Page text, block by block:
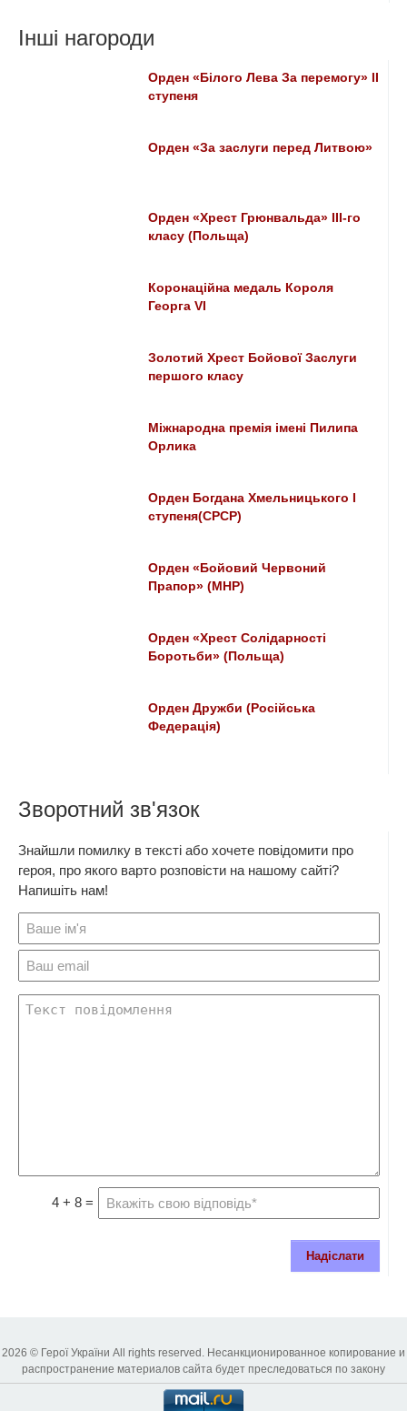
Інші нагороди
Орден «Білого Лева За перемогу» ІІ
ступеня
Орден «За заслуги перед Литвою»
Орден «Хрест Грюнвальда» III-го
класу (Польща)
Коронаційна медаль Короля
Георга VI
Золотий Хрест Бойової Заслуги
першого класу
Міжнародна премія імені Пилипа
Орлика
Орден Богдана Хмельницького І
ступеня(СРСР)
Орден «Бойовий Червоний
Прапор» (МНР)
Орден «Хрест Солідарності
Боротьби» (Польща)
Орден Дружби (Російська
Федерація)
Зворотний зв'язок
Знайшли помилку в тексті або хочете повідомити про
героя, про якого варто розповісти на нашому сайті?
Напишіть нам!
4 + 8 =
Надіслати
2026 © Герої України All rights reserved. Несанкционированное копирование и
распространение материалов сайта будет преследоваться по закону